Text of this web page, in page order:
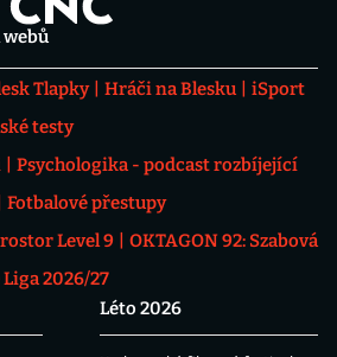
webů
Tlapky Hráči na Blesku
iSport
testy
Psychologika - podcast rozbíjející
Fotbalové přestupy
Level 9
OKTAGON 92: Szabová
2026/27
Léto 2026